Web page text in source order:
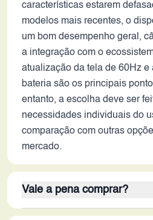
características estarem
modelos mais recentes, o
um bom desempenho geral,
a integração com o
atualização da tela de 60Hz e
bateria são os principais
entanto, a escolha deve ser
necessidades individuais do
comparação com outras
mercado.
Vale a pena comprar?